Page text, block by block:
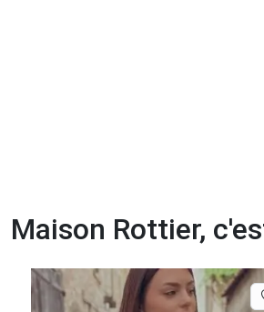
Maison Rottier,